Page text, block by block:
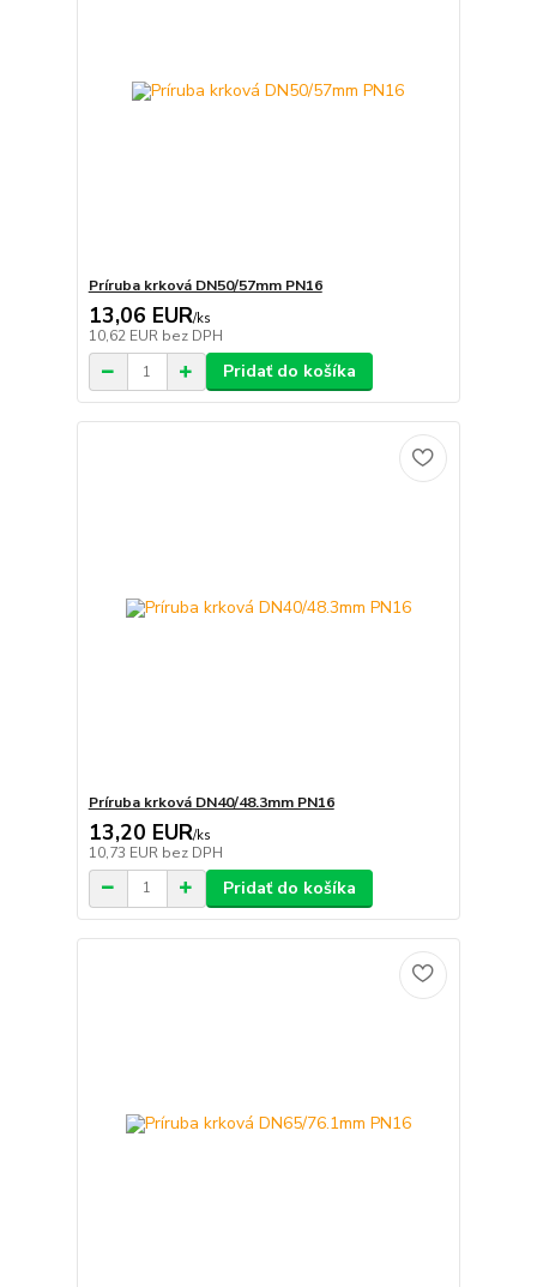
Príruba krková DN50/57mm PN16
13,06 EUR/ks
10,62 EUR bez DPH
Pridať do košíka
Príruba krková DN40/48.3mm PN16
13,20 EUR/ks
10,73 EUR bez DPH
Pridať do košíka